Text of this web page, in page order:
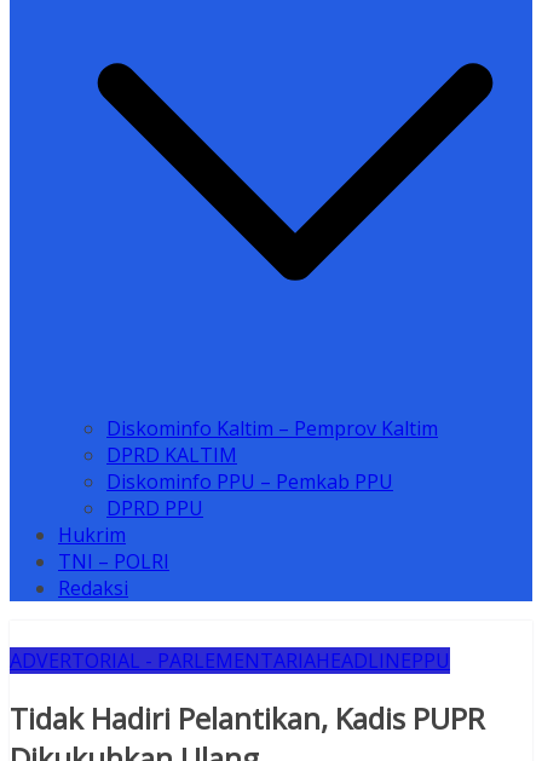
Diskominfo Kaltim – Pemprov Kaltim
DPRD KALTIM
Diskominfo PPU – Pemkab PPU
DPRD PPU
Hukrim
TNI – POLRI
Redaksi
ADVERTORIAL - PARLEMENTARIAHEADLINEPPU
Tidak Hadiri Pelantikan, Kadis PUPR